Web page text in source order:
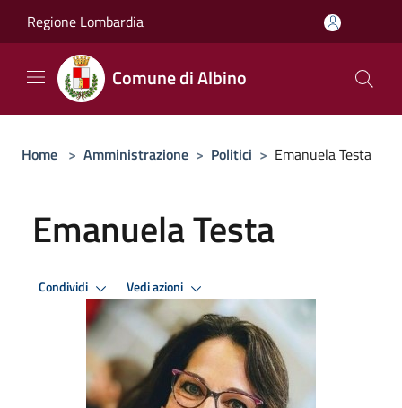
Regione Lombardia
Comune di Albino
Home > Amministrazione > Politici > Emanuela Testa
Emanuela Testa
Condividi Vedi azioni